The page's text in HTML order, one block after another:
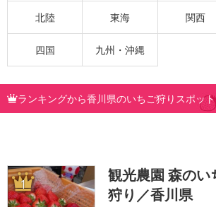
北陸 東海 関西
四国 九州・沖縄
ランキングから香川県のいちご狩りスポッ
1
観光農園 森のい
狩り／香川県